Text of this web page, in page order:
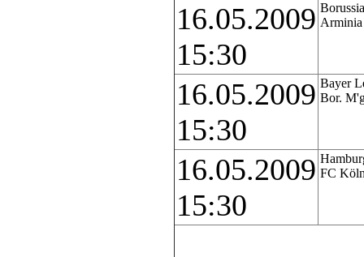
16.05.2009
15:30
16.05.2009
15:30
Bayer
Bor.
16.05.2009
15:30
FC